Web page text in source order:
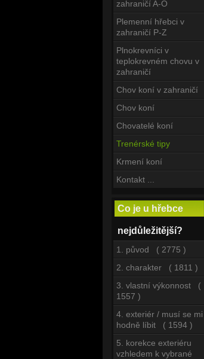
zahraničí A-O
Plemenní hřebci v
zahraničí P-Z
Plnokrevníci v
teplokrevném chovu v
zahraničí
Chov koní v zahraničí
Chov koní
Chovatelé koní
Trenérské tipy
Krmení koní
Kontakt ...
Co je u hřebce
nejdůležitější?
1. původ ( 2775 )
2. charakter ( 1811 )
3. vlastní výkonnost (
1557 )
4. exteriér / musí se mi
hodně líbit ( 1594 )
5. korekce exteriéru
vzhledem k vybrané